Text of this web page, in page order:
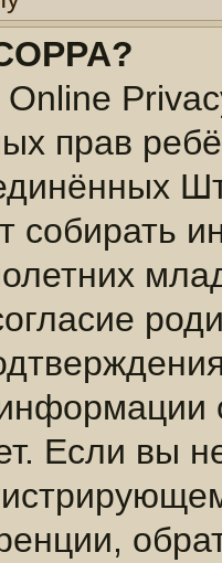
Online
прав
собирать
Если вы